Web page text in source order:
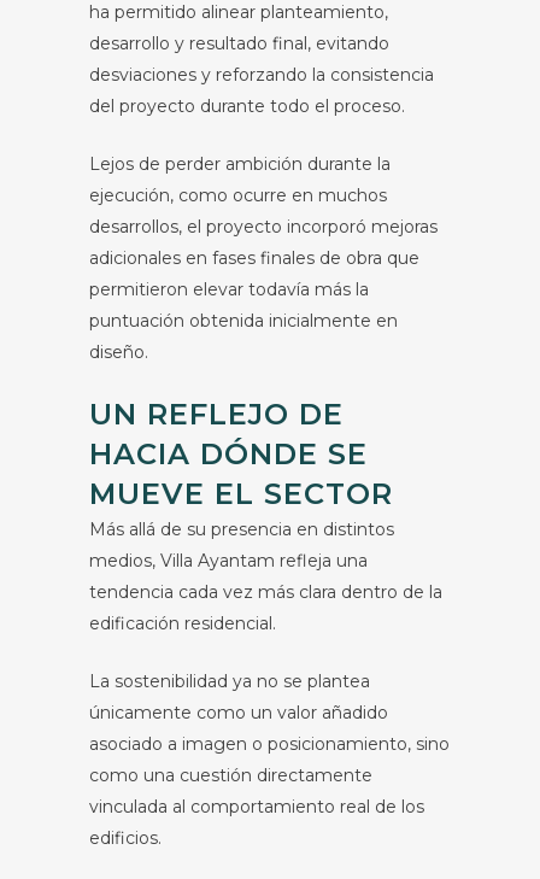
ha permitido alinear planteamiento,
desarrollo y resultado final, evitando
desviaciones y reforzando la consistencia
del proyecto durante todo el proceso.
Lejos de perder ambición durante la
ejecución, como ocurre en muchos
desarrollos, el proyecto incorporó mejoras
adicionales en fases finales de obra que
permitieron elevar todavía más la
puntuación obtenida inicialmente en
diseño.
UN REFLEJO DE
HACIA DÓNDE SE
MUEVE EL SECTOR
Más allá de su presencia en distintos
medios, Villa Ayantam refleja una
tendencia cada vez más clara dentro de la
edificación residencial.
La sostenibilidad ya no se plantea
únicamente como un valor añadido
asociado a imagen o posicionamiento, sino
como una cuestión directamente
vinculada al comportamiento real de los
edificios.